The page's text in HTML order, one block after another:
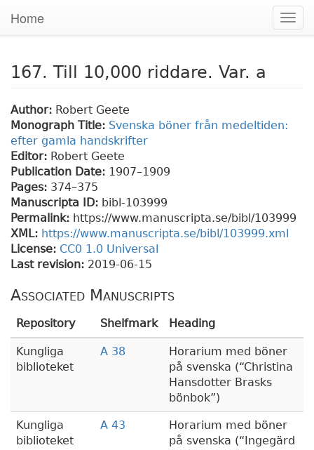
Home
167. Till 10,000 riddare. Var. a
Author: Robert Geete
Monograph Title: Svenska böner från medeltiden:
efter gamla handskrifter
Editor: Robert Geete
Publication Date: 1907–1909
Pages: 374–375
Manuscripta ID: bibl-103999
Permalink: https://www.manuscripta.se/bibl/103999
XML: https://www.manuscripta.se/bibl/103999.xml
License: CC0 1.0 Universal
Last revision: 2019-06-15
Associated Manuscripts
Repository Shelfmark Heading
Kungliga
biblioteket
A 38
Horarium med böner
på svenska ( Christina
Hansdotter Brasks
bönbok )
Kungliga
biblioteket
A 43
Horarium med böner
på svenska ( Ingegärd